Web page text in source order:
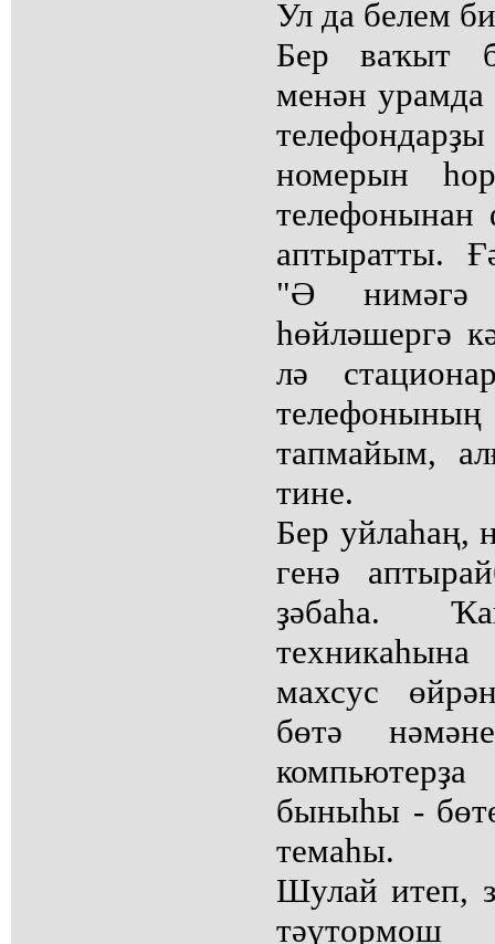
Ул да белем
Бер ваҡыт
менән
номерын
аптыратты.
"Ә нимәгә
һөйләшергә
лә
тапмайым,
тине.
Бер уйлаһаң,
генә
ҙәбаһа.
махсус
бөтә
быныһы -
темаһы.
Шулай итеп,
тәүтормош